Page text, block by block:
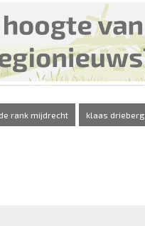
de rank mijdrecht klaas